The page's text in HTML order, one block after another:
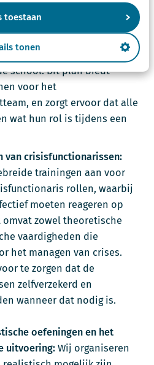
toestaan
tonen
crisismanagementplan op
een op maat gemaakt
school. Dit plan biedt
voor het
en zorgt ervoor dat alle
wat hun rol is tijdens een
van crisisfunctionarissen:
trainingen aan voor
rollen, waarbij
moeten reageren op
zowel theoretische
vaardigheden die
het managen van crises.
te zorgen dat de
zelfverzekerd en
wanneer dat nodig is.
oefeningen en het
uitvoering: Wij organiseren